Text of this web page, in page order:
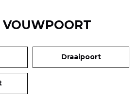
Draaipoort